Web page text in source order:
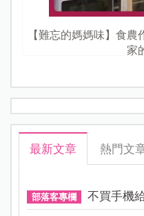
【難忘的媽媽味】食
家
最新文章 熱門文
部落客專欄 不買手機